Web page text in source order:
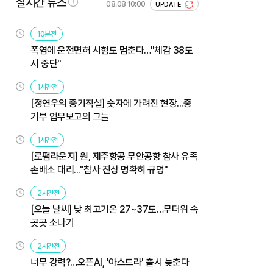
08.08 10:00 UPDATE
10분전
폭염에 운전면허 시험도 멈춘다…"체감 38도
시 중단"
1시간전
[정연우의 중기직설] 숫자에 가려진 현장...중
기부 업무보고의 그늘
1시간전
[로펌라운지] 원, 제주항공 무안공항 참사 유족
손배소 대리..."참사 진상 명확히 규명"
2시간전
[오늘 날씨] 낮 최고기온 27~37도…무더위 속
곳곳 소나기
2시간전
너무 강력?…오픈AI, '아스트라' 출시 늦춘다